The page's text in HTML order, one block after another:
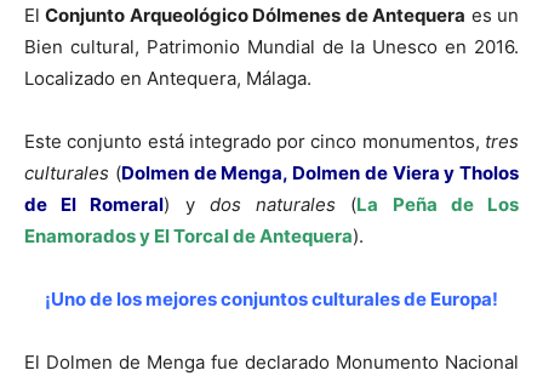
ElConjunto Arqueológico Dólmenes de Antequera es un
Bien cultural, Patrimonio Mundial de la Unesco en 2016.
Localizado en Antequera, Málaga.
Este conjunto está integrado por cinco monumentos, tres
culturales (Dolmen de Menga, Dolmen de Viera y Tholos
de El Romeral) y dos naturales (La Peña de Los
Enamorados y El Torcal de Antequera).
¡Uno de los mejores conjuntos culturales de Europa!
El Dolmen de Menga fue declarado Monumento Nacional